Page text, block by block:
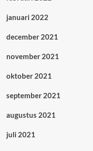
januari 2022
december 2021
november 2021
oktober 2021
september 2021
augustus 2021
juli 2021